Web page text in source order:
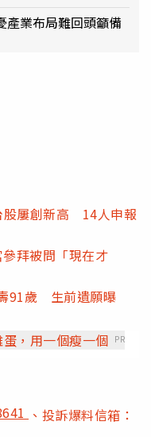
業布局難回頭籲備
股屢創新高 14人申報
拜被問「現在才
91歲 生前遺願曝
，用一個瘦一個
PR
、投訴爆料信箱：